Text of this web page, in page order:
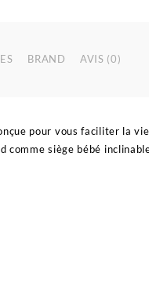
BRAND AVIS (0)
pour vous faciliter la
comme siège bébé